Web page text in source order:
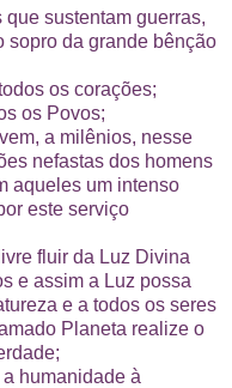
que sustentam guerras,
sopro da grande bênção
os corações;
os Povos;
a milênios, nesse
nefastas dos homens
aqueles um intenso
este serviço
fluir da Luz Divina
e assim a Luz possa
e a todos os seres
Planeta realize o
humanidade à